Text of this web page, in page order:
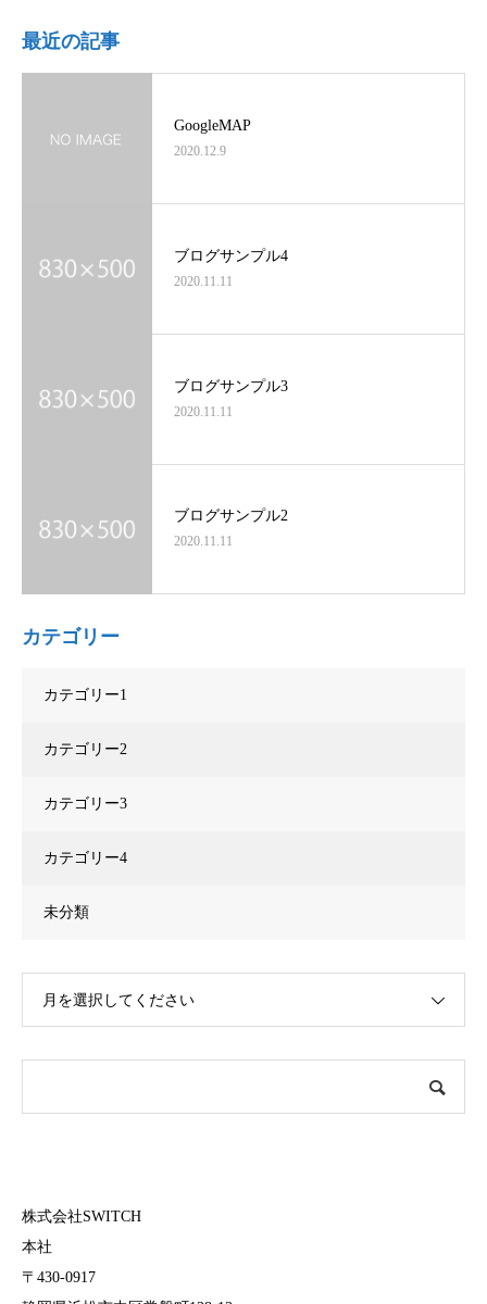
最近の記事
GoogleMAP
2020.12.9
ブログサンプル4
2020.11.11
ブログサンプル3
2020.11.11
ブログサンプル2
2020.11.11
カテゴリー
カテゴリー1
カテゴリー2
カテゴリー3
カテゴリー4
未分類
月を選択してください
株式会社SWITCH
本社
〒430-0917